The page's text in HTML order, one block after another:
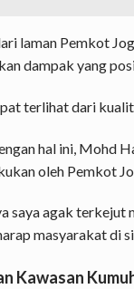
laman Pemkot
dampak yang
terlihat dari
hal ini, Mohd
oleh Pemkot
saya agak terkejut
masyarakat di
Kawasan